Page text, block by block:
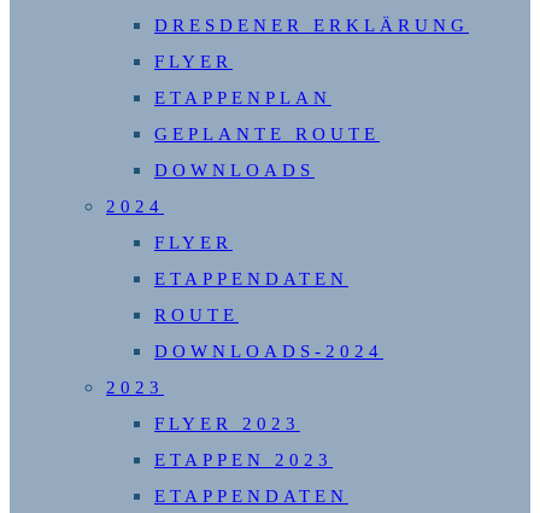
DRESDENER ERKLÄRUNG
FLYER
ETAPPENPLAN
GEPLANTE ROUTE
DOWNLOADS
2024
FLYER
ETAPPENDATEN
ROUTE
DOWNLOADS-2024
2023
FLYER 2023
ETAPPEN 2023
ETAPPENDATEN